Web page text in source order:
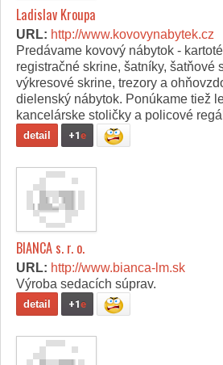
Ladislav Kroupa
URL: http://www.kovovynabytek.cz
Predávame kovový nábytok -
registračné skrine, šatníky, šatňové
výkresové skrine, trezory a
dielenský nábytok. Ponúkame tiež
kancelárske stoličky a policové
detail +1e
BIANCA s. r. o.
URL: http://www.bianca-lm.sk
Výroba sedacích súprav.
detail +1e